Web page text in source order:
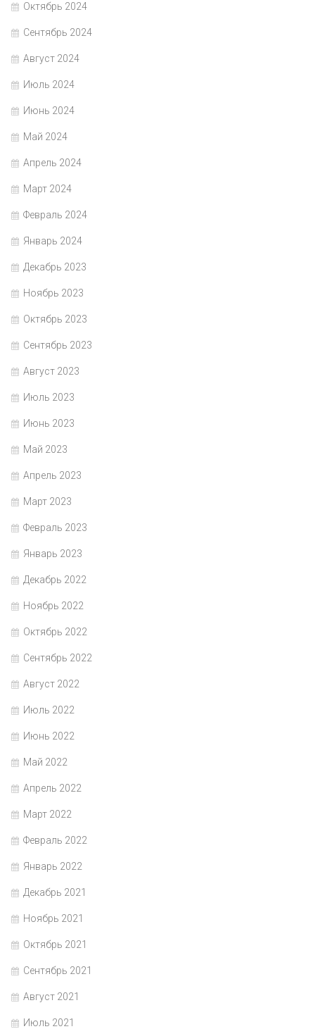
Октябрь 2024
Сентябрь 2024
Август 2024
Июль 2024
Июнь 2024
Май 2024
Апрель 2024
Март 2024
Февраль 2024
Январь 2024
Декабрь 2023
Ноябрь 2023
Октябрь 2023
Сентябрь 2023
Август 2023
Июль 2023
Июнь 2023
Май 2023
Апрель 2023
Март 2023
Февраль 2023
Январь 2023
Декабрь 2022
Ноябрь 2022
Октябрь 2022
Сентябрь 2022
Август 2022
Июль 2022
Июнь 2022
Май 2022
Апрель 2022
Март 2022
Февраль 2022
Январь 2022
Декабрь 2021
Ноябрь 2021
Октябрь 2021
Сентябрь 2021
Август 2021
Июль 2021